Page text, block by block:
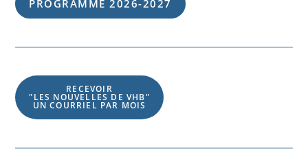
PROGRAMME 2026-2027
RECEVOIR
"LES NOUVELLES DE VHB"
UN COURRIEL PAR MOIS